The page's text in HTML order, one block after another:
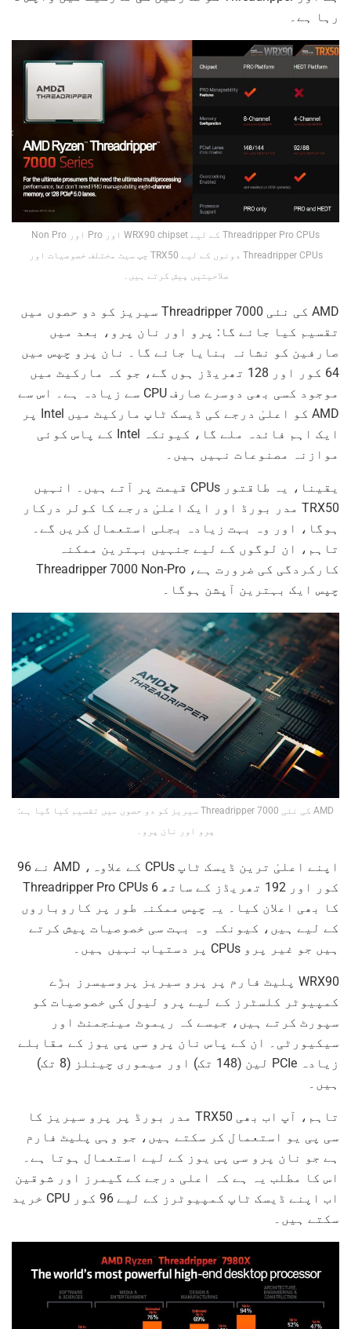
رہا ہے۔
Threadripper Pro CPUs کے لیے WRX90 chipset اور Pro اور Non Pro
Threadripper CPUs دونوں کے لیے TRX50 چپ سیٹ مختلف خصوصیات اور
صلاحیتیں پیش کرتے ہیں۔
AMD کی نئی Threadripper 7000 سیریز کو دو حصوں میں
تقسیم کیا جائے گا: پرو اور نان پرو، بعد میں
صارفین کو نشانہ بنایا جائے گا۔ نان پرو چپس میں
64 کور اور 128 تھریڈز ہوں گے، جو کہ مارکیٹ میں
موجود کسی بھی دوسرے صارف CPU سے زیادہ ہے۔ اس سے
AMD کو اعلیٰ درجے کی ڈیسک ٹاپ مارکیٹ میں Intel پر
ایک اہم فائدہ ملے گا، کیونکہ Intel کے پاس کوئی
موازنہ مصنوعات نہیں ہیں۔
یقینا، یہ طاقتور CPUs قیمت پر آتے ہیں۔ انہیں
TRX50 مدر بورڈ اور ایک اعلیٰ درجے کا کولر درکار
ہوگا، اور وہ بہت زیادہ بجلی استعمال کریں گے۔
تاہم، ان لوگوں کے لیے جنہیں بہترین ممکنہ
کارکردگی کی ضرورت ہے، Threadripper 7000 Non-Pro
چپس ایک بہترین آپشن ہوگا۔
AMD کی نئی Threadripper 7000 سیریز کو دو حصوں میں تقسیم کیا گیا ہے:
پرو اور نان پرو۔
اپنے اعلیٰ ترین ڈیسک ٹاپ CPUs کے علاوہ، AMD نے 96
کور اور 192 تھریڈز کے ساتھ 6 Threadripper Pro CPUs
کا بھی اعلان کیا۔ یہ چپس ممکنہ طور پر کاروباروں
کے لیے ہیں، کیونکہ وہ بہت سی خصوصیات پیش کرتے
ہیں جو غیر پرو CPUs پر دستیاب نہیں ہیں۔
WRX90 پلیٹ فارم پر پرو سیریز پروسیسرز بڑے
کمپیوٹر کلسٹرز کے لیے پرو لیول کی خصوصیات کو
سپورٹ کرتے ہیں، جیسے کہ ریموٹ مینجمنٹ اور
سیکیورٹی۔ ان کے پاس نان پرو سی پی یوز کے مقابلے
زیادہ PCIe لین (148 تک) اور میموری چینلز (8 تک)
ہیں۔
تاہم، آپ اب بھی TRX50 مدر بورڈ پر پرو سیریز کا
سی پی یو استعمال کر سکتے ہیں، جو وہی پلیٹ فارم
ہے جو نان پرو سی پی یوز کے لیے استعمال ہوتا ہے۔
اس کا مطلب یہ ہے کہ اعلی درجے کے گیمرز اور شوقین
اب اپنے ڈیسک ٹاپ کمپیوٹرز کے لیے 96 کور CPU خرید
سکتے ہیں۔